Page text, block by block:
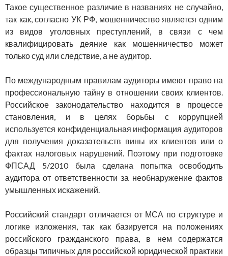
Такое существенное различие в названиях не случайно,
так как, согласно УК РФ, мо­шенничество является одним
из видов уголовных преступлений, в связи с чем
квалифицировать деяние как мошенничество может
только суд или следствие, а не аудитор.
По международным правилам аудиторы имеют право на
профес­сиональную тайну в отношении своих клиентов.
Российское зако­нодательство находится в процессе
становления, и в целях борьбы с коррупцией
используется конфиденциальная информация ауди­торов
для получения доказательств вины их клиентов или о
фактах налоговых нарушений. Поэтому при подготовке
ФПСАД 5/2010 была сделана попытка освободить
аудитора от ответственности за необнаружение фактов
умышленных искажений.
Российский стандарт отличается от МСА по структуре и
ло­гике изложения, так как базируется на положениях
российского гражданского права, в нем содержатся
образцы типичных для российской юридической практики